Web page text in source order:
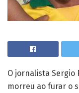
O jornalista Sergio
morreu ao furar o